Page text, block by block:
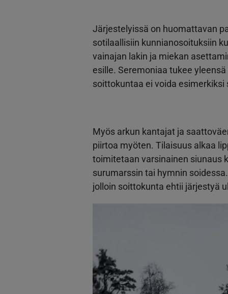
Järjestelyissä on huomattavan
sotilaallisiin kunnianosoituksiin
vainajan lakin ja miekan
esille. Seremoniaa tukee
soittokuntaa ei voida esimerkiksi
Myös arkun kantajat ja
piirtoa myöten. Tilaisuus alkaa
toimitetaan varsinainen siunaus
surumarssin tai hymnin
jolloin soittokunta ehtii järjestyä